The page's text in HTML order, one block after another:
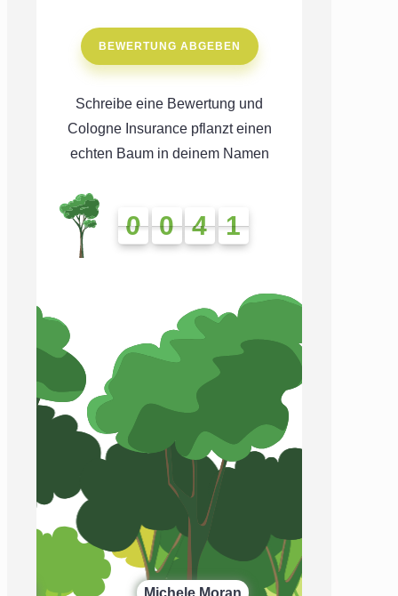
BEWERTUNG ABGEBEN
Schreibe eine Bewertung und
Cologne Insurance pflanzt einen
echten Baum in deinem Namen
0
0 0
0 4
4
4
4 1
1
1
1